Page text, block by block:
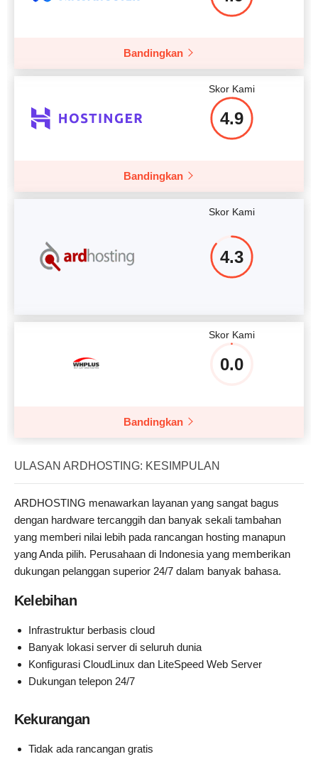
Lebih rinci lagi
Bandingkan
Skor Kami
4.9
Bandingkan
Skor Kami
4.3
Skor Kami
0.0
Bandingkan
ULASAN ARDHOSTING: KESIMPULAN
ARDHOSTING menawarkan layanan yang sangat bagus
dengan hardware tercanggih dan banyak sekali tambahan
yang memberi nilai lebih pada rancangan hosting manapun
yang Anda pilih. Perusahaan di Indonesia yang memberikan
dukungan pelanggan superior 24/7 dalam banyak bahasa.
Kelebihan
Infrastruktur berbasis cloud
Banyak lokasi server di seluruh dunia
Konfigurasi CloudLinux dan LiteSpeed Web Server
Dukungan telepon 24/7
Kekurangan
Tidak ada rancangan gratis